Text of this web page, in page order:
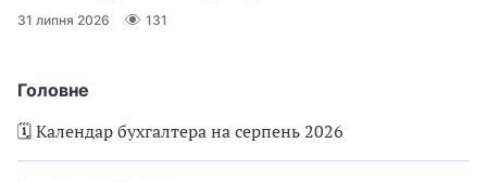
Головне
🗓️ Календар бухгалтера на серпень 2026
31 липня 2026 131